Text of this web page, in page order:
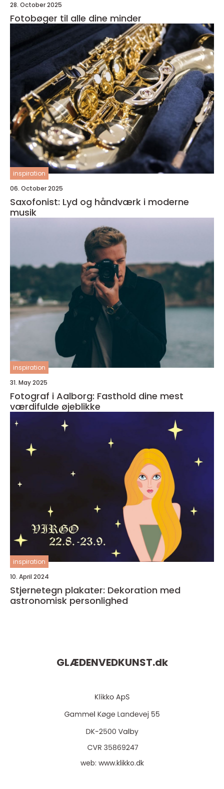
28. October 2025
Fotobøger til alle dine minder
inspiration
06. October 2025
Saxofonist: Lyd og håndværk i moderne
musik
inspiration
31. May 2025
Fotograf i Aalborg: Fasthold dine mest
værdifulde øjeblikke
inspiration
10. April 2024
Stjernetegn plakater: Dekoration med
astronomisk personlighed
GLÆDENVEDKUNST.dk
web: www.klikko.dk